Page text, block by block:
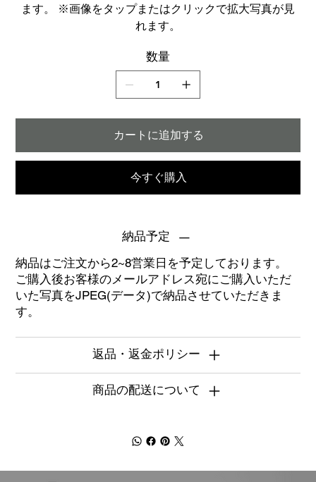
ます。 ※画像をタップまたはクリックで拡大写真が見
れます。
数量
カートに追加する
今すぐ購入
納品予定
納品はご注文から2~8営業日を予定しております。
ご購入後お客様のメールアドレス宛にご購入いただ
いた写真をJPEG(データ)で納品させていただきま
す。
返品・返金ポリシー
商品の配送について